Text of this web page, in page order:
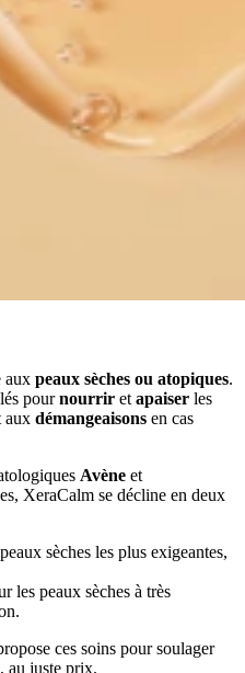
aux peaux sèches ou atopiques.
pournourrir etapaiser les
aux démangeaisons en cas
Avène et
XeraCalm se décline en deux
sèches les plus exigeantes,
les peaux sèches à très
ces soins pour soulager
au juste prix.